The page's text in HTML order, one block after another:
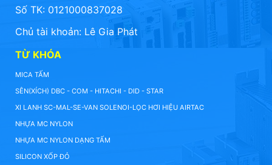
Số TK: 0121000837028
Chủ tài khoản: Lê Gia Phát
TỪ KHÓA
MICA TẤM
SÊN(XÍCH) DBC - COM - HITACHI - DID - STAR
XI LANH SC-MAL-SE-VAN SOLENOI-LỌC HƠI HIỆU AIRTAC
NHỰA MC NYLON
NHỰA MC NYLON DẠNG TẤM
SILICON XỐP ĐỎ